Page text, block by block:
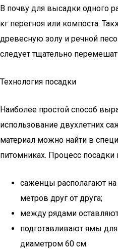
В почву для высадки одного
кг перегноя или компоста.
древесную золу и речной
следует тщательно
Технология посадки
Наиболее простой способ
использование двухлетних
материал можно найти в
питомниках. Процесс
саженцы располагают на
метров друг от друга;
между рядами
подготавливают ямы
диаметром 60 см.